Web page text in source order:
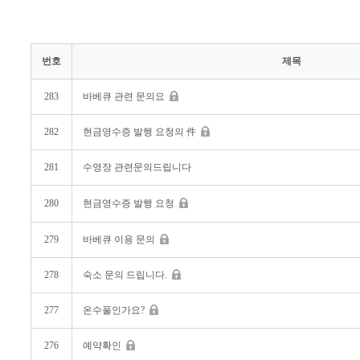
번호 제목
283 바베큐 관련 문의요
282 현금영수증 발행 요청의 件
281 수영장 관련문의드립니다
280 현금영수증 발행 요청
279 바베큐 이용 문의
278 숙소 문의 드립니다.
277 온수풀인가요?
276 예약확인